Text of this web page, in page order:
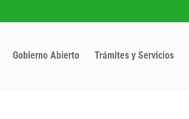
Gobierno Abierto Trámites y Servicios